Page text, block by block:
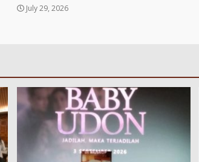
July 29, 2026